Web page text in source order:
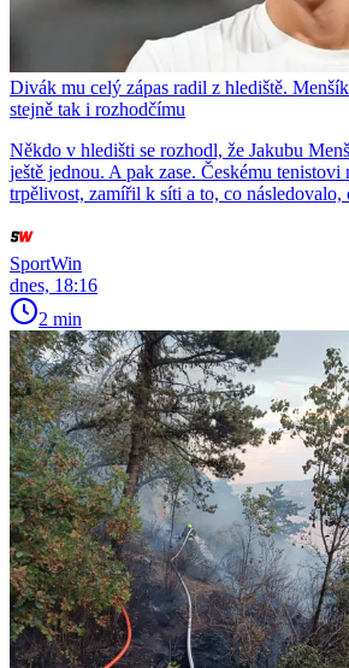
Divák mu celý zápas radil z hlediště.
stejně tak i rozhodčímu
Někdo v hledišti se rozhodl, že Jakubu
ještě jednou. A pak zase. Českému tenistovi
trpělivost, zamířil k síti a to, co následovalo,
SportWin
dnes, 18:16
2 min